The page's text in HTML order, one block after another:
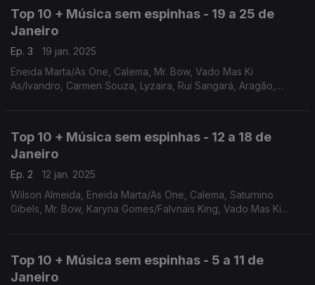
Top 10 + Música sem espinhas - 19 a 25 de
Janeiro
Ep. 3
19 jan. 2025
Eneida Marta/As One, Calema, Mr. Bow, Vado Mas Ki
As/Ivandro, Carmen Souza, Lyzaira, Rui Sangará, Aragão,
Top 10 + Música sem espinhas - 12 a 18 de
Janeiro
Ep. 2
12 jan. 2025
Wilson Almeida, Eneida Marta/As One, Calema, Saturnino
Gibels, Mr. Bow, Karyna Gomes/Falvnais King, Vado Mas Ki
Top 10 + Música sem espinhas - 5 a 11 de
Janeiro